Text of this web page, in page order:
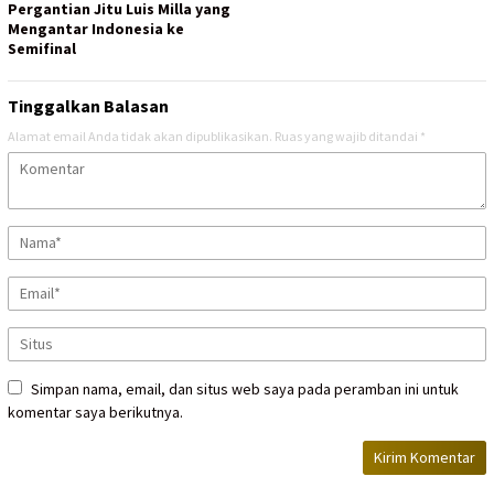
Pergantian Jitu Luis Milla yang
Mengantar Indonesia ke
Semifinal
Tinggalkan Balasan
Alamat email Anda tidak akan dipublikasikan. Ruas yang wajib ditandai *
Simpan nama, email, dan situs web saya pada peramban ini untuk
komentar saya berikutnya.